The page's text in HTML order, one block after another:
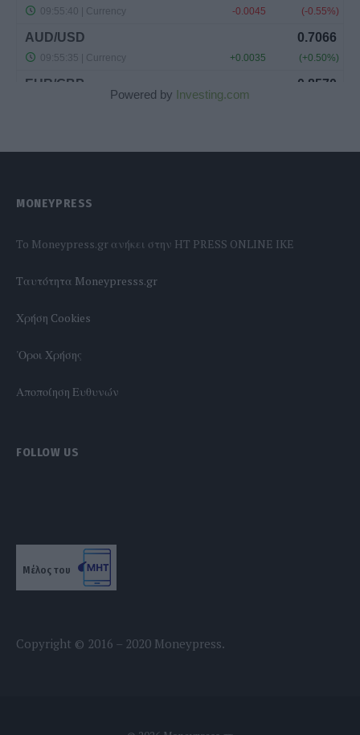
Powered by Investing.com
MONEYPRESS
To Moneypress.gr ανήκει στην HT PRESS ONLINE IKE
Tαυτότητα Moneypresss.gr
Χρήση Cookies
'Οροι Χρήσης
Αποποίηση Ευθυνών
FOLLOW US
Μέλος του
Copyright © 2016 – 2020 Moneypress.